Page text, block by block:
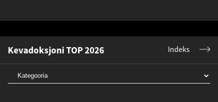
Kevadoksjoni TOP 2026 Indeks